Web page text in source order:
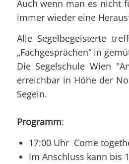
Auch wenn man es nicht
immer wieder eine
Alle Segelbegeisterte
„Fachgesprächen“ in
Die Segelschule Wien
erreichbar in Höhe der
Segeln.
Programm:
17:00 Uhr Come
Im Anschluss kann bis